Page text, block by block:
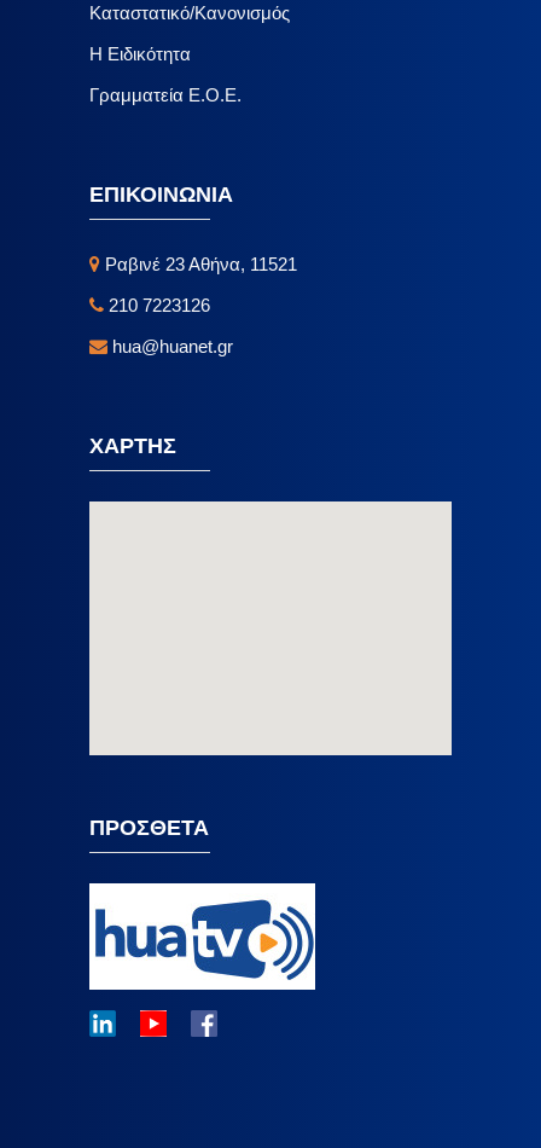
Καταστατικό/Κανονισμός
Η Ειδικότητα
Γραμματεία Ε.Ο.Ε.
ΕΠΙΚΟΙΝΩΝΙΑ
Ραβινέ 23 Αθήνα, 11521
210 7223126
hua@huanet.gr
ΧΑΡΤΗΣ
ΠΡΟΣΘΕΤΑ